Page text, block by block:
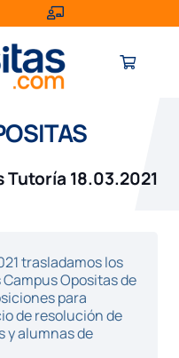
18.03.2021
trasladamos los
Opositas de
para
de resolución de
y alumnas de